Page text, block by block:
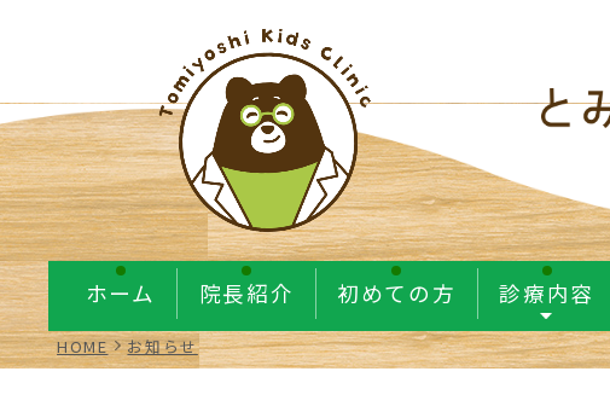
ホーム 院長紹介 初めての方 診療内容
HOME お知らせ